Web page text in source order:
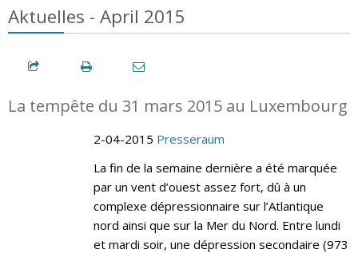
Aktuelles - April 2015
La tempête du 31 mars 2015 au Luxembourg
2-04-2015 Presseraum
La fin de la semaine dernière a été marquée
par un vent d’ouest assez fort, dû à un
complexe dépressionnaire sur l’Atlantique
nord ainsi que sur la Mer du Nord. Entre lundi
et mardi soir, une dépression secondaire (973